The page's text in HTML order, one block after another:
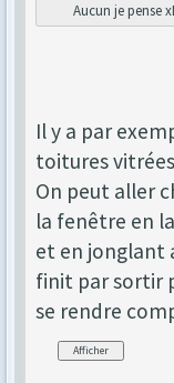
Aucun je pense
Il y a par
toitures
On peut aller
la fenêtre en
et en jonglant
finit par sortir
se rendre